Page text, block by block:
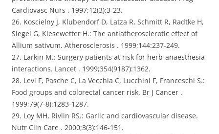
Cardiovasc Nurs . 1997;12(3):3-23.
26. Koscielny J, Klubendorf D, Latza R, Schmitt R, Radtke H,
Siegel G, Kiesewetter H.: The antiatherosclerotic effect of
Allium sativum. Atherosclerosis . 1999;144:237-249.
27. Larkin M.: Surgery patients at risk for herb-anaesthesia
interactions. Lancet . 1999;354(9187):1362.
28. Levi F, Pasche C, La Vecchia C, Lucchini F, Franceschi S.:
Food groups and colorectal cancer risk. Br J Cancer .
1999;79(7-8):1283-1287.
29. Loy MH, Rivlin RS.: Garlic and cardiovascular disease.
Nutr Clin Care . 2000;3(3):146-151.